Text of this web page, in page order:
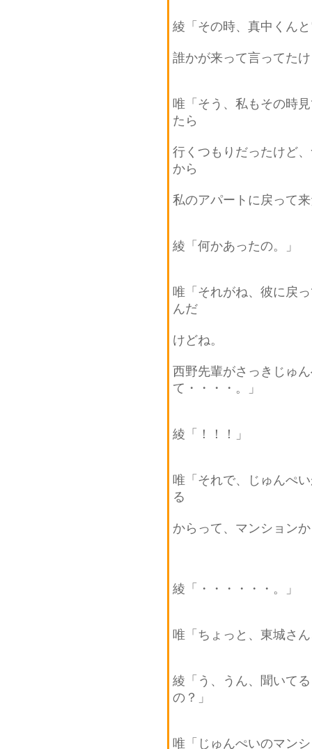
綾「その時、真中くん
誰かが来って言ってた
唯「そう、私もその時
たら
行くつもりだったけど
から
私のアパートに戻って
綾「何かあったの。」
唯「それがね、彼に戻
んだ
けどね。
西野先輩がさっきじゅ
て・・・・。」
綾「！！！」
唯「それで、じゅんぺ
る
からって、マンション
綾「・・・・・・。」
唯「ちょっと、東城さ
綾「う、うん、聞いて
の？」
唯「じゅんぺいのマン